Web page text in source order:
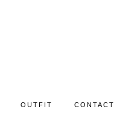
OUTFIT CONTACT